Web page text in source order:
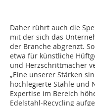
Daher rührt auch die
mit der sich das
der Branche abgrenzt.
etwa für künstliche
und Herzschrittmacher
„Eine unserer Stärken
hochlegierte Stähle und
Expertise im Bereich
Edelstahl-Recycling